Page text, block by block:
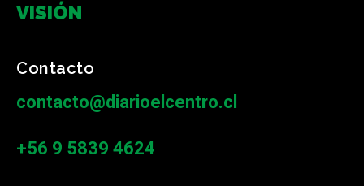
VISIÓN
Contacto
contacto@diarioelcentro.cl
+56 9 5839 4624